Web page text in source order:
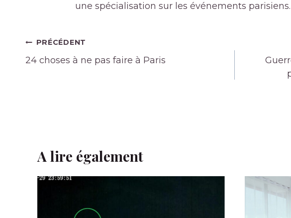
une spécialisation sur les événements parisiens.
Navigation
de
PRÉCÉDENT
24 choses à ne pas faire à Paris
A lire également